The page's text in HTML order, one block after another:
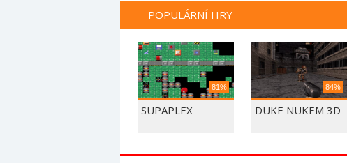
POPULÁRNÍ HRY
81%
SUPAPLEX
84%
DUKE NUKEM 3D